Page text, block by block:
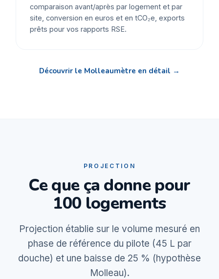
comparaison avant/après par logement et par
site, conversion en euros et en tCO₂e, exports
prêts pour vos rapports RSE.
Découvrir le Molleaumètre en détail →
PROJECTION
Ce que ça donne pour
100 logements
Projection établie sur le volume mesuré en
phase de référence du pilote (45 L par
douche) et une baisse de 25 % (hypothèse
Molleau).